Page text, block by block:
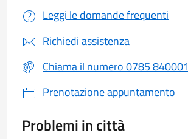
Leggi le domande frequenti
Richiedi assistenza
Chiama il numero 0785 840001
Prenotazione appuntamento
Problemi in città